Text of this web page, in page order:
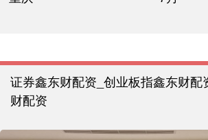
证券鑫东财配资_创业板指鑫东财配
财配资